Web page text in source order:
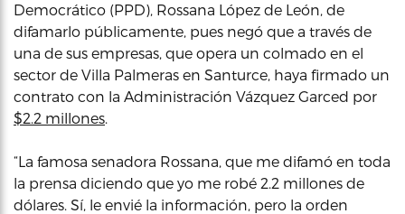
Democrático (PPD), Rossana López de León, de
difamarlo públicamente, pues negó que a través de
una de sus empresas, que opera un colmado en el
sector de Villa Palmeras en Santurce, haya firmado un
contrato con la Administración Vázquez Garced por
$2.2 millones.
“La famosa senadora Rossana, que me difamó en toda
la prensa diciendo que yo me robé 2.2 millones de
dólares. Sí, le envié la información, pero la orden